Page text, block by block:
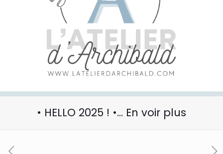
• HELLO 2025 ! •… En voir plus